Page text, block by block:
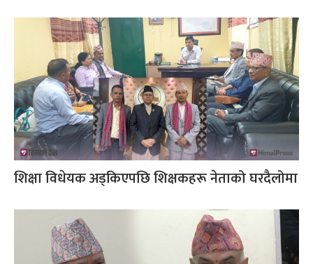
शिक्षा विधेयक अड्किएपछि शिक्षकहरू नेताको घरदैलोमा